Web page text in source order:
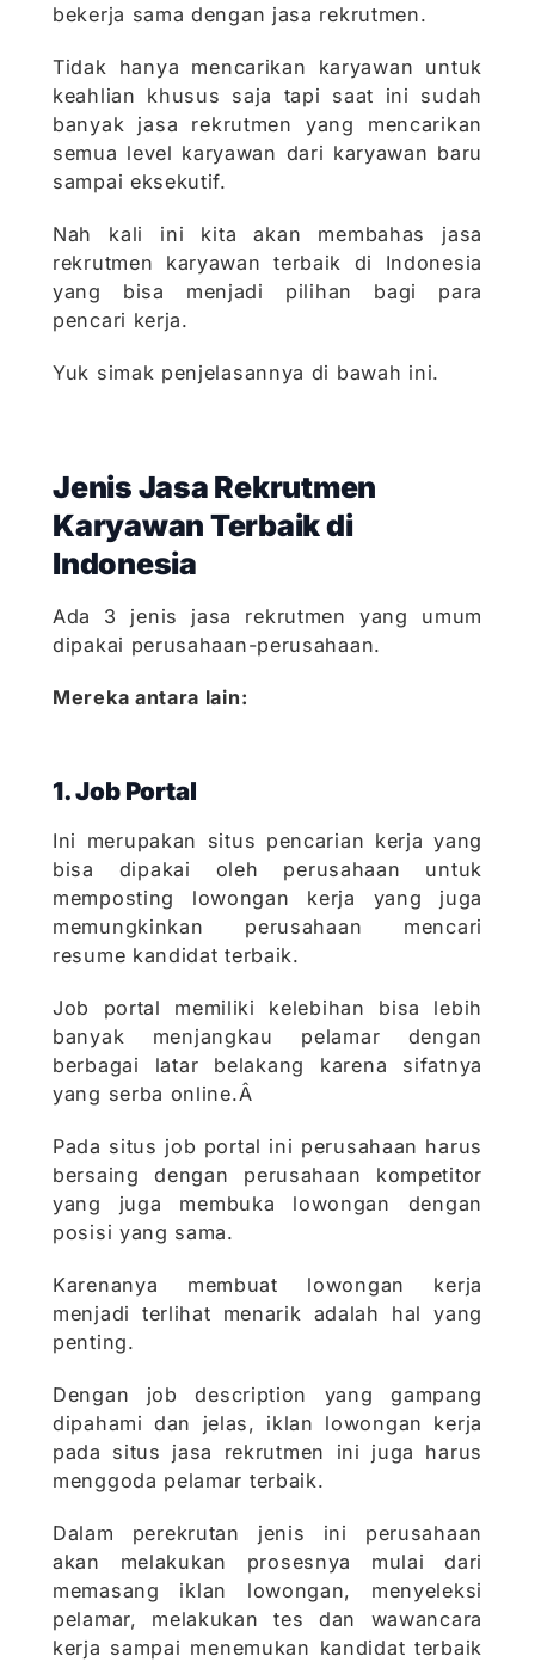
bekerja sama dengan jasa rekrutmen.
Tidak hanya mencarikan karyawan untuk
keahlian khusus saja tapi saat ini sudah
banyak jasa rekrutmen yang mencarikan
semua level karyawan dari karyawan baru
sampai eksekutif.
Nah kali ini kita akan membahas jasa
rekrutmen karyawan terbaik di Indonesia
yang bisa menjadi pilihan bagi para
pencari kerja.
Yuk simak penjelasannya di bawah ini.
Jenis Jasa Rekrutmen
Karyawan Terbaik di
Indonesia
Ada 3 jenis jasa rekrutmen yang umum
dipakai perusahaan-perusahaan.
Mereka antara lain:
1. Job Portal
Ini merupakan situs pencarian kerja yang
bisa dipakai oleh perusahaan untuk
memposting lowongan kerja yang juga
memungkinkan perusahaan mencari
resume kandidat terbaik.
Job portal memiliki kelebihan bisa lebih
banyak menjangkau pelamar dengan
berbagai latar belakang karena sifatnya
yang serba online.Â
Pada situs job portal ini perusahaan harus
bersaing dengan perusahaan kompetitor
yang juga membuka lowongan dengan
posisi yang sama.
Karenanya membuat lowongan kerja
menjadi terlihat menarik adalah hal yang
penting.
Dengan job description yang gampang
dipahami dan jelas, iklan lowongan kerja
pada situs jasa rekrutmen ini juga harus
menggoda pelamar terbaik.
Dalam perekrutan jenis ini perusahaan
akan melakukan prosesnya mulai dari
memasang iklan lowongan, menyeleksi
pelamar, melakukan tes dan wawancara
kerja sampai menemukan kandidat terbaik